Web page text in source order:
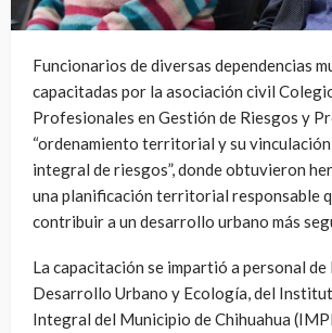
Funcionarios de diversas dependencias
capacitadas por la asociación civil
Profesionales en Gestión de Riesgos y
“ordenamiento territorial y su
integral de riesgos”, donde obtuvieron
una planificación territorial responsable
contribuir a un desarrollo urbano más
La capacitación se impartió a personal
Desarrollo Urbano y Ecología, del
Integral del Municipio de Chihuahua